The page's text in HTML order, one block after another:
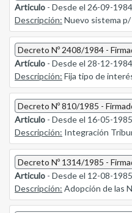
Articulo - Desde el 26-09-1984
Descripción: Nuevo sistema
Decreto Nº 2408/1984 -
Artículo - Desde el 28-12-1984
Descripción: Fija tipo de
Decreto Nº 810/1985 -
Articulo - Desde el 16-05-1985
Descripción: Integración
Decreto Nº 1314/1985 -
Articulo - Desde el 12-08-1985
Descripción: Adopción de las